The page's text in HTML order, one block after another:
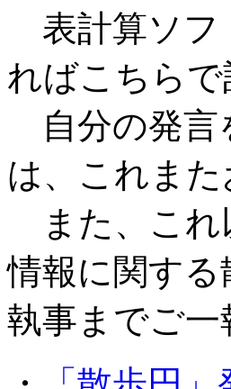
表計算ソフ
ればこちら
自分の発言
は、これま
また、これ
情報に関す
執事までご一